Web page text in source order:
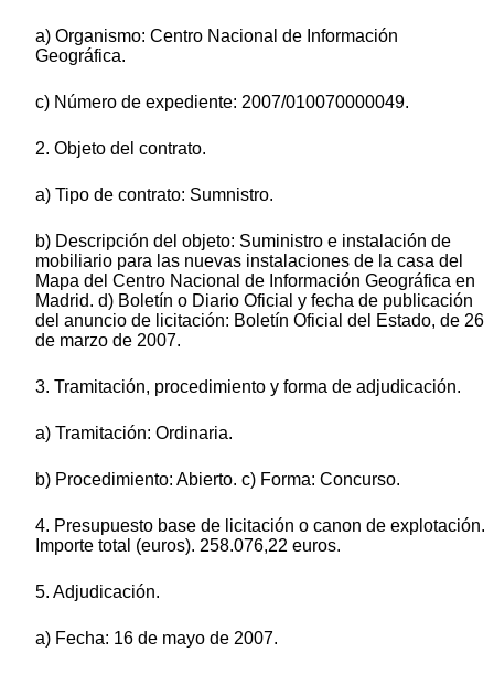
a) Organismo: Centro Nacional de Información
Geográfica.
c) Número de expediente: 2007/010070000049.
2. Objeto del contrato.
a) Tipo de contrato: Sumnistro.
b) Descripción del objeto: Suministro e instalación de
mobiliario para las nuevas instalaciones de la casa del
Mapa del Centro Nacional de Información Geográfica en
Madrid. d) Boletín o Diario Oficial y fecha de publicación
del anuncio de licitación: Boletín Oficial del Estado, de 26
de marzo de 2007.
3. Tramitación, procedimiento y forma de adjudicación.
a) Tramitación: Ordinaria.
b) Procedimiento: Abierto. c) Forma: Concurso.
4. Presupuesto base de licitación o canon de explotación.
Importe total (euros). 258.076,22 euros.
5. Adjudicación.
a) Fecha: 16 de mayo de 2007.